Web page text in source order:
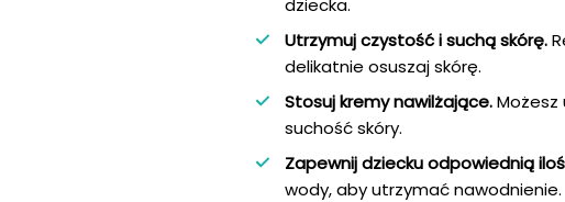
Utrzymuj czystość i suchą skórę.
delikatnie osuszaj skórę.
Stosuj kremy nawilżające.Możesz
suchość skóry.
Zapewnij dziecku odpowiednią
wody, aby utrzymać nawodnienie.